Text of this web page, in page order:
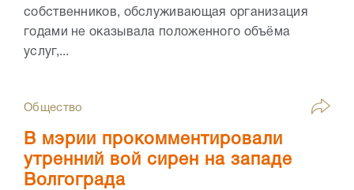
собственников, обслуживающая организация
годами не оказывала положенного объёма
услуг,...
Общество
В мэрии прокомментировали
утренний вой сирен на западе
Волгограда